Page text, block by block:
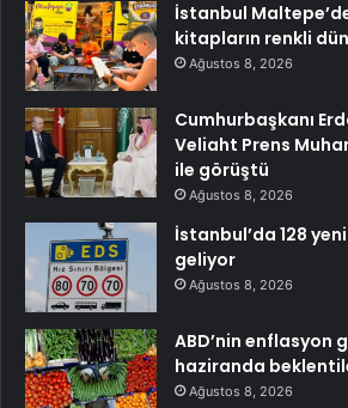
İstanbul
kitapların renkli
Ağustos 8, 2026
Cumhurbaşkanı
Veliaht Prens
ile görüştü
Ağustos 8, 2026
İstanbul’da 128
geliyor
Ağustos 8, 2026
ABD’nin enflasyon
haziranda
Ağustos 8, 2026